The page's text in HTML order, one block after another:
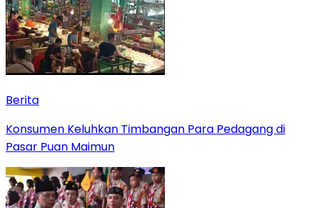
Berita
Konsumen Keluhkan Timbangan Para Pedagang di
Pasar Puan Maimun